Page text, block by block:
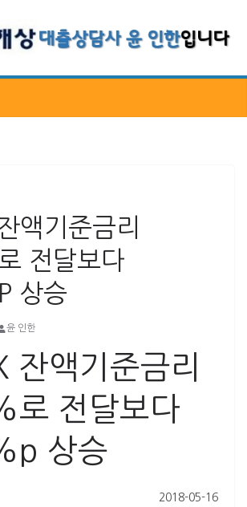
액기준금리
전달보다
상승
윤 인한
잔액기준금리
로 전달보다
상승
2018-05-16